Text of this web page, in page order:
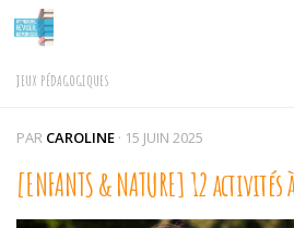
Skip to content
JEUX PÉDAGOGIQUES
PAR CAROLINE · 15 JUIN 2025
[ENFANTS & NATURE] 12